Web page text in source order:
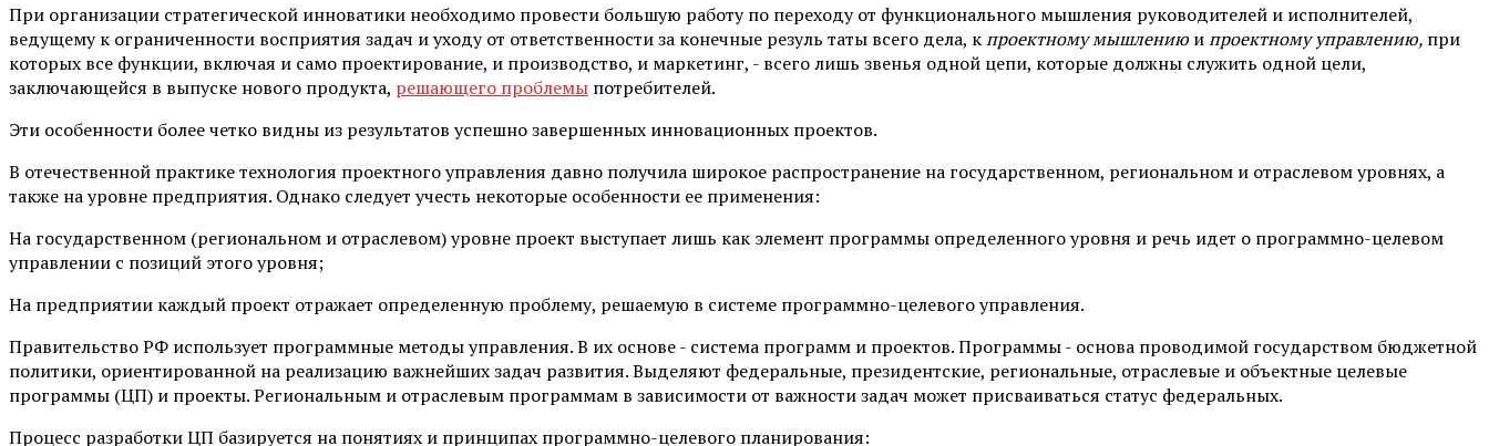
При организации стратегической инноватики необходимо про­вести большую работу по переходу от функционального мышле­ния руководителей и исполнителей,
ведущему к ограниченности восприятия задач и уходу от ответственности за конечные резуль таты всего дела, кпроектному мышлениюипроектному управле­нию, при
которых все функции, включая и само проектирование, и производство, и маркетинг, - всего лишь звенья одной цепи, которые должны служить одной цели,
заключающейся в выпуске нового продукта, решающего проблемы потребителей.
Эти особенности более четко видны из результатов успешно за­вершенных инновационных проектов.
В отечественной практике технология проектного управления давно получила широкое распространение на государственном, ре­гиональном и отраслевом уровнях, а
также на уровне предприя­тия. Однако следует учесть некоторые особенности ее примене­ния:
На государственном (региональном и отраслевом) уровне про­ект выступает лишь как элемент программы определенного уров­ня и речь идет о программно-целевом
управлении с позиций это­го уровня;
На предприятии каждый проект отражает определенную про­блему, решаемую в системе программно-целевого управления.
Правительство РФ использует программные методы управле­ния. В их основе - система программ и проектов. Программы - основа проводимой государством бюджетной
политики, ориенти­рованной на реализацию важнейших задач развития. Выделяют федеральные, президентские, региональные, отраслевые и объект­ные целевые
программы (ЦП) и проекты. Региональным и отрас­левым программам в зависимости от важности задач может при­сваиваться статус федеральных.
Процесс разработки ЦП базируется на понятиях и принципах программно-целевого планирования: